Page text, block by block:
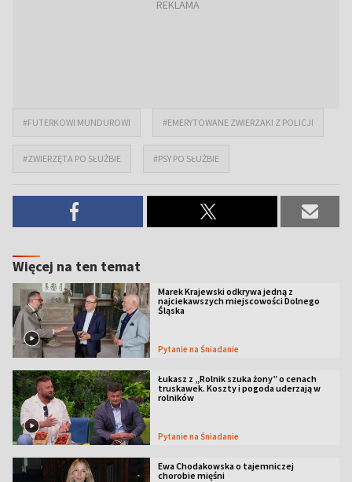
#FUTERKOWI MUNDUROWI #EMERYTOWANE ZWIERZAKI Z POLICJI
#ZWIERZĘTA PO SŁUŻBIE #PSY PO SŁUŻBIE
Więcej na ten temat
Marek Krajewski odkrywa jedną z
najciekawszych miejscowości Dolnego
Śląska
Pytanie na Śniadanie
Łukasz z „Rolnik szuka żony” o cenach
truskawek. Koszty i pogoda uderzają w
rolników
Pytanie na Śniadanie
Ewa Chodakowska o tajemniczej
chorobie mięśni